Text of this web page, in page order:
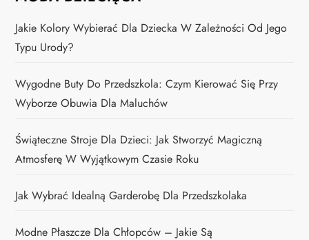
Jakie Kolory Wybierać Dla Dziecka W Zależności Od Jego
Typu Urody?
Wygodne Buty Do Przedszkola: Czym Kierować Się Przy
Wyborze Obuwia Dla Maluchów
Świąteczne Stroje Dla Dzieci: Jak Stworzyć Magiczną
Atmosferę W Wyjątkowym Czasie Roku
Jak Wybrać Idealną Garderobę Dla Przedszkolaka
Modne Płaszcze Dla Chłopców – Jakie Są